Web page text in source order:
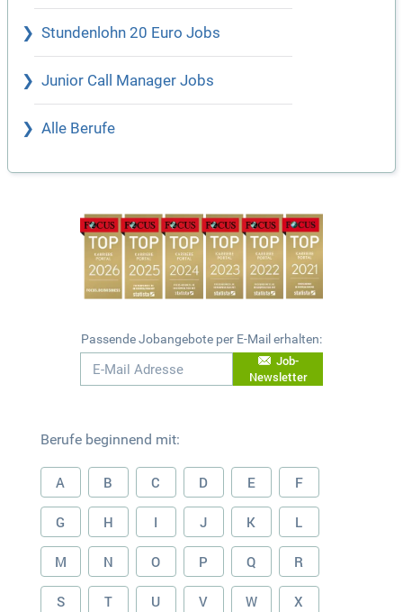
Stundenlohn 20 Euro Jobs
Junior Call Manager Jobs
Alle Berufe
Passende Jobangebote per E-Mail erhalten:
Job-
Newsletter
Berufe beginnend mit:
A B C D E F
G H I J K L
M N O P Q R
S T U V W X